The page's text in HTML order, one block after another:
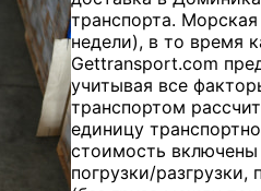
транспорта.
недели), в то время
Gettransport.com
учитывая все
транспортом
единицу
стоимость включены
погрузки/